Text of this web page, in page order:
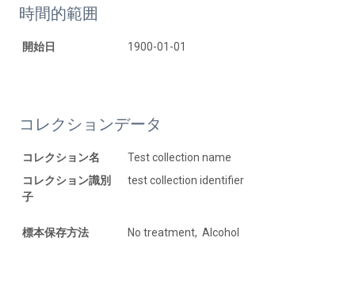
時間的範囲
開始日 1900-01-01
コレクションデータ
コレクション名
Test collection name
コレクション識別
子
test collection identifier
標本保存方法 No treatment, Alcohol